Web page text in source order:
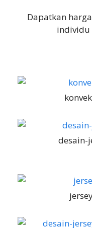
Dapatkan
individu
desain-